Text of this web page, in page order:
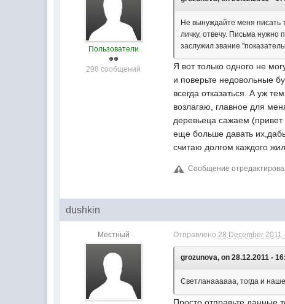
Пользователи
298 сообщений
Не вынуждайте меня писать
личку, отвечу. Письма
заслужил звание
Я вот только одного не
и поверьте недовольные
всегда отказаться. А уж
возлагаю, главное для
деревьеца сажаем (привет
еще больше давать
считаю долгом каждого
Сообщение
dushkin
Местный Отправлено28 December 2011
grozunova, on 28.12.2011 -
Светланаааааа, тогда и